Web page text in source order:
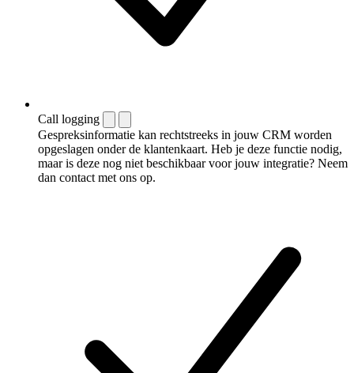
Call logging
Gespreksinformatie kan rechtstreeks in jouw CRM worden
opgeslagen onder de klantenkaart. Heb je deze functie nodig,
maar is deze nog niet beschikbaar voor jouw integratie? Neem
dan contact met ons op.